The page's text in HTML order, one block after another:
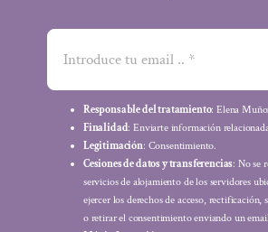
Responsable del tratamiento: Elena
Finalidad: Enviarte información
Legitimación: Consentimiento.
Cesiones de datos y transferencias: No se
servicios de alojamiento de los servidores
ejercer los derechos de acceso,
o retirar el consentimiento enviando un